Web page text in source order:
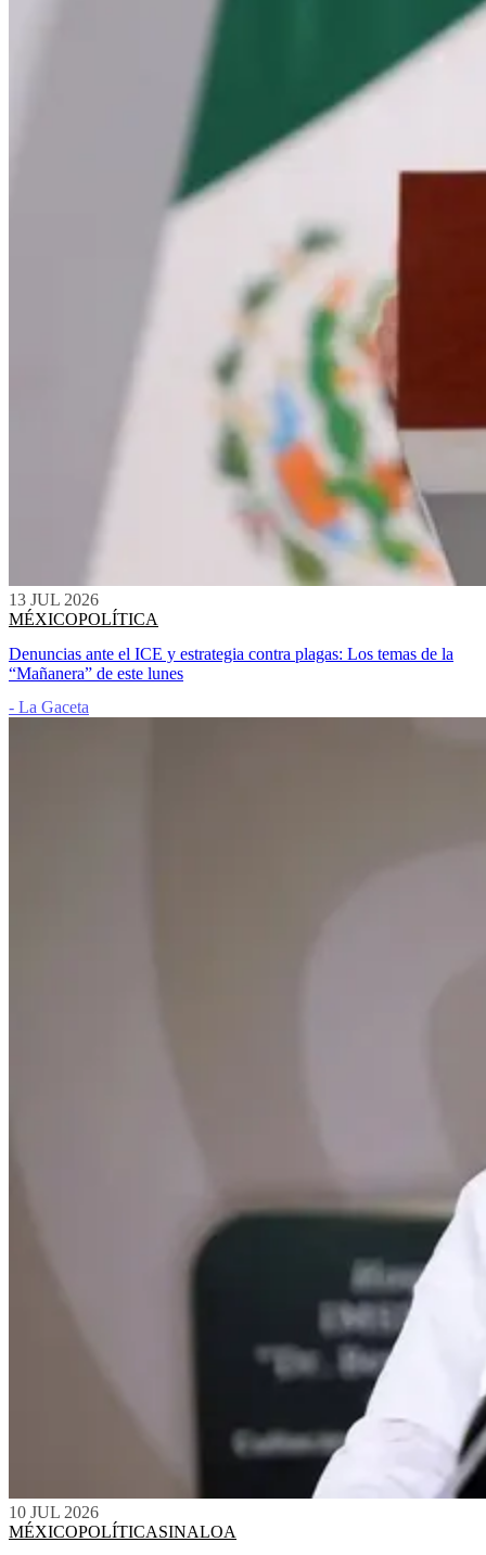
13 JUL 2026
MÉXICOPOLÍTICA
Denuncias ante el ICE y estrategia contra plagas: Los temas de la
“Mañanera” de este lunes
- La Gaceta
10 JUL 2026
MÉXICOPOLÍTICASINALOA